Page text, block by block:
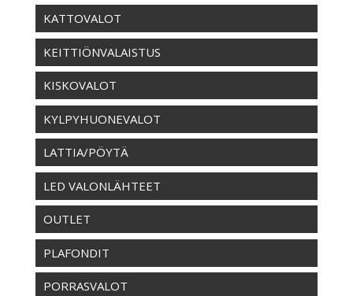
KATTOVALOT
KEITTIÖNVALAISTUS
KISKOVALOT
KYLPYHUONEVALOT
LATTIA/PÖYTÄ
LED VALONLÄHTEET
OUTLET
PLAFONDIT
PORRASVALOT